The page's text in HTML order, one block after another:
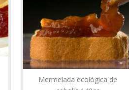
Mermelada ecológica de